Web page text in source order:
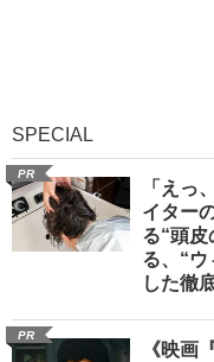
SPECIAL
PR
「えっ
イター
る“頭皮
る、“ウ
した徹
PR
《映画